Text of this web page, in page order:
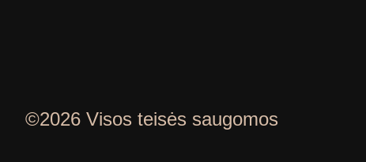
©2026 Visos teisės saugomos